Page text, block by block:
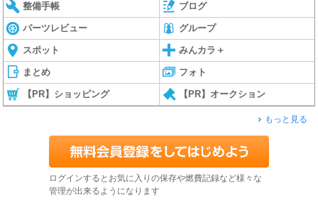
整備手帳 ブログ
パーツレビュー グループ
スポット みんカラ＋
まとめ フォト
【PR】ショッピング 【PR】オークション
もっと見る
ログインするとお気に入りの保存や燃費記録など様々な
管理が出来るようになります